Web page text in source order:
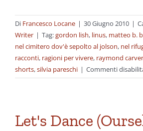
Di Francesco Locane | 30 Giugno 2010 |
Writer | Tag:gordon lish, linus, matteo b.
nel cimitero dov'è sepolto al jolson, nel
racconti, ragioni per vivere, raymond carver
shorts,silvia pareschi | Commenti
Let's Dance